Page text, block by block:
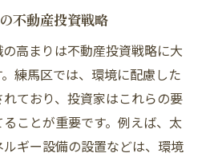
不動産投資戦略
高まりは不動産投資戦略に大
練馬区では、環境に配慮した
ており、投資家はこれらの要
ことが重要です。例えば、太
ギー設備の設置などは、環境